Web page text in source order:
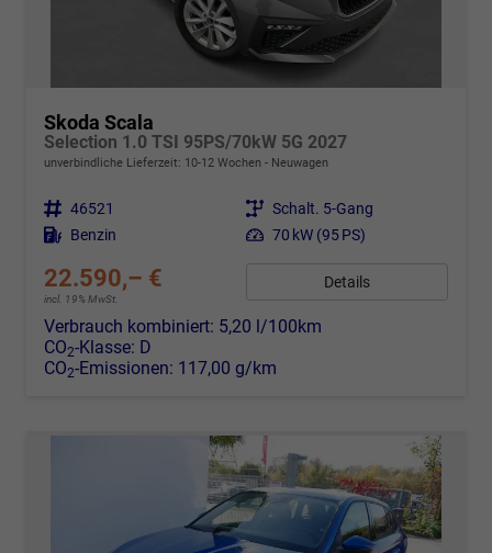
Skoda Scala
Selection 1.0 TSI 95PS/70kW 5G 2027
unverbindliche Lieferzeit: 10-12 Wochen Neuwagen
Fahrzeugnr. 46521 Getriebe Schalt. 5-Gang
Kraftstoff Benzin Leistung 70 kW (95 PS)
22.590,– €
incl. 19% MwSt.
Details
Verbrauch kombiniert: 5,20 l/100km
CO2-Klasse: D
CO2-Emissionen: 117,00 g/km